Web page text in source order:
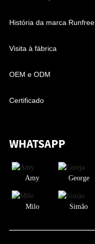
História da marca Runfree
Visita à fábrica
OEM e ODM
Certificado
WHATSAPP
Amy George
Milo Simão